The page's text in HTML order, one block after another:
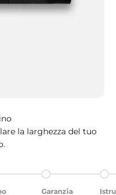
la larghezza del tuo
3 Ir al artículo 4
Garanzia
Ir